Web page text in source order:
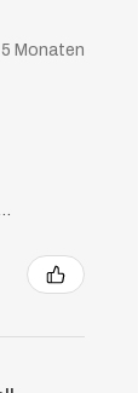
Monaten